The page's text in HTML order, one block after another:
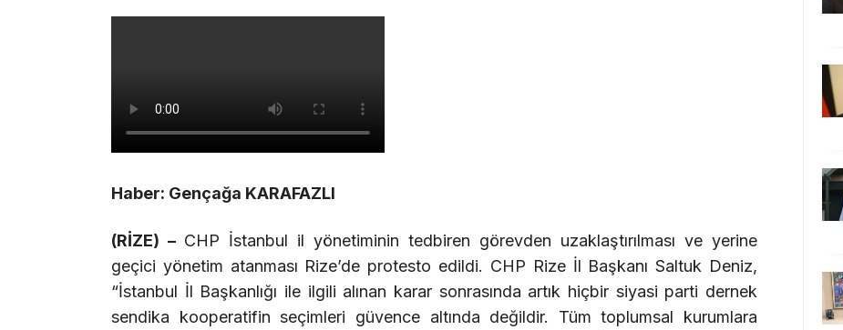
Haber: Gençağa KARAFAZLI
(RİZE) – CHP İstanbul il yönetiminin tedbiren görevden uzaklaştırılması ve yerine
geçici yönetim atanması Rize’de protesto edildi. CHP Rize İl Başkanı Saltuk Deniz,
“İstanbul İl Başkanlığı ile ilgili alınan karar sonrasında artık hiçbir siyasi parti dernek
sendika kooperatifin seçimleri güvence altında değildir. Tüm toplumsal kurumlara